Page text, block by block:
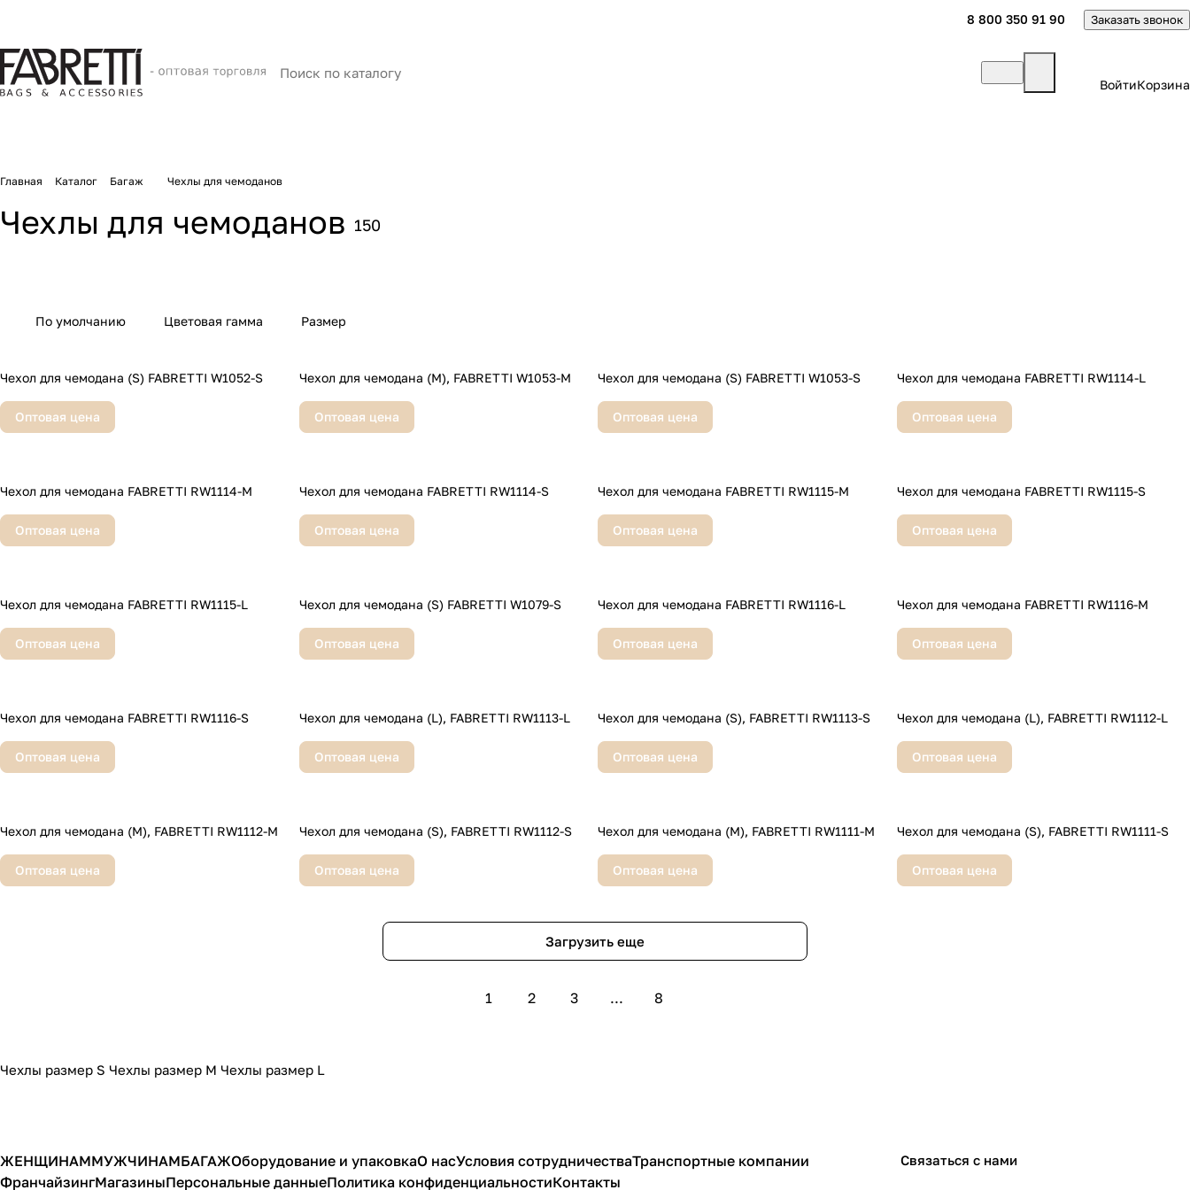
8 800 350 91 90 Заказать звонок
ВойтиКорзина
Главная Каталог Багаж Чехлы для чемоданов
Чехлы для чемоданов 150
По умолчанию Цветовая гамма Размер
Чехол для чемодана (S) FABRETTI W1052-S
Оптовая цена
Чехол для чемодана (M), FABRETTI W1053-M
Оптовая цена
Чехол для чемодана (S) FABRETTI W1053-S
Оптовая цена
Чехол для чемодана FABRETTI RW1114-L
Оптовая цена
Чехол для чемодана FABRETTI RW1114-M
Оптовая цена
Чехол для чемодана FABRETTI RW1114-S
Оптовая цена
Чехол для чемодана FABRETTI RW1115-M
Оптовая цена
Чехол для чемодана FABRETTI RW1115-S
Оптовая цена
Чехол для чемодана FABRETTI RW1115-L
Оптовая цена
Чехол для чемодана (S) FABRETTI W1079-S
Оптовая цена
Чехол для чемодана FABRETTI RW1116-L
Оптовая цена
Чехол для чемодана FABRETTI RW1116-M
Оптовая цена
Чехол для чемодана FABRETTI RW1116-S
Оптовая цена
Чехол для чемодана (L), FABRETTI RW1113-L
Оптовая цена
Чехол для чемодана (S), FABRETTI RW1113-S
Оптовая цена
Чехол для чемодана (L), FABRETTI RW1112-L
Оптовая цена
Чехол для чемодана (M), FABRETTI RW1112-M
Оптовая цена
Чехол для чемодана (S), FABRETTI RW1112-S
Оптовая цена
Чехол для чемодана (M), FABRETTI RW1111-M
Оптовая цена
Чехол для чемодана (S), FABRETTI RW1111-S
Оптовая цена
Загрузить еще
1 2 3 ... 8
Чехлы размер S Чехлы размер M Чехлы размер L
ЖЕНЩИНАММУЖЧИНАМБАГАЖОборудование и упаковкаО насУсловия сотрудничестваТранспортные компании
ФранчайзингМагазиныПерсональные данныеПолитика конфиденциальностиКонтакты
Связаться с нами